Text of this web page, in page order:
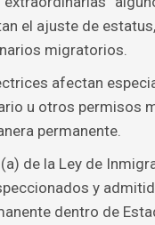
el ajuste de
migratorios.
afectan
u otros permisos
permanente.
de la Ley de
y
dentro de